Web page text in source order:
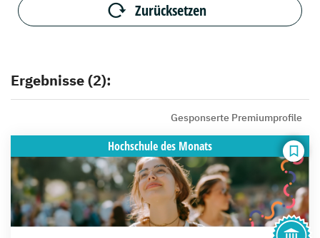
Zurücksetzen
Ergebnisse (2):
Gesponserte Premiumprofile
Hochschuledes Monats